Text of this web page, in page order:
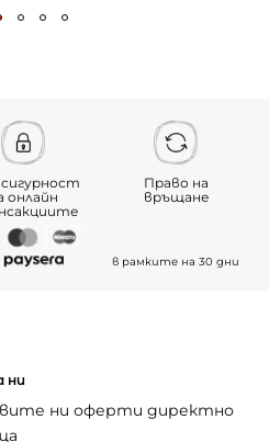
сигурност
онлайн
Право на
връщане
в рамките на 30 дни
ни
ни оферти директно